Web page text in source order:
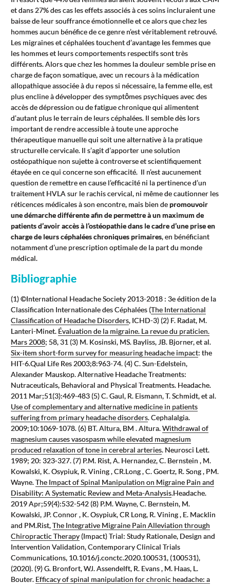
et dans 27% des cas les effets associés à ces soins incluraient une
baisse de leur souffrance émotionnelle et ce alors que chez les
hommes aucun bénéfice de ce genre n’est véritablement retrouvé.
Les migraines et céphalées touchent d’avantage les femmes que
les hommes et leurs comportements respectifs sont très
différents. Alors que chez les hommes la douleur semble prise en
charge de façon somatique, avec un recours à la médication
allopathique associée à du repos si nécessaire, la femme elle, est
plus encline à développer des symptômes psychiques avec des
accès de dépression ou de fatigue chronique qui alimentent
d’autant plus le terrain de leurs céphalées. Il semble dès lors
important de rendre accessible à toute une approche
thérapeutique manuelle qui soit une alternative à la pratique
structurelle cervicale. Il s’agit d’apporter une solution
ostéopathique non sujette à controverse et scientifiquement
étayée en ce qui concerne son efficacité. Il n’est aucunement
question de remettre en cause l’efficacité ni la pertinence d’un
traitement HVLA sur le rachis cervical, ni même de cautionner les
réticences médicales à son encontre, mais bien depromouvoir
une démarche différente afin de permettre à un maximum de
patients d’avoir accès à l’ostéopathie dans le cadre d’une prise en
charge de leurs céphalées chroniques primaires, en bénéficiant
notamment d’une prescription optimale de la part du monde
médical.
Bibliographie
(1) ©International Headache Society 2013-2018 : 3e édition de la
Classification Internationale des Céphalées (The International
Classification of Headache Disorders, ICHD-3) (2) F. Radat, M.
Lanteri-Minet. Évaluation de la migraine. La revue du praticien.
Mars 2008; 58, 31 (3) M. Kosinski, MS. Bayliss, JB. Bjorner, et al.
Six-item short-form survey for measuring headache impact: the
HIT-6.Qual Life Res 2003;8:963-74. (4) C. Sun-Edelstein,
Alexander Mauskop. Alternative Headache Treatments:
Nutraceuticals, Behavioral and Physical Treatments. Headache.
2011 Mar;51(3):469-483 (5) C. Gaul, R. Eismann, T. Schmidt, et al.
Use of complementary and alternative medicine in patients
suffering from primary headache disorders. Cephalalgia.
2009;10:1069‐1078. (6) BT. Altura, BM . Altura.Withdrawal of
magnesium causes vasospasm while elevated magnesium
produced relaxation of tone in cerebral arteries. Neurosci Lett.
1989; 20: 323‐327. (7) P.M. Rist, A. Hernandez, C. Bernstein , M.
Kowalski, K. Osypiuk, R. Vining , CR.Long , C. Goertz, R. Song , PM.
Wayne.The Impact of Spinal Manipulation on Migraine Pain and
Disability: A Systematic Review and Meta-Analysis.Headache.
2019 Apr;59(4):532-542 (8) P.M. Wayne, C. Bernstein, M.
Kowalski, JP. Connor , K. Osypiuk, CR Long, R. Vining , E. Macklin
and PM.Rist,The Integrative Migraine Pain Alleviation through
Chiropractic Therapy (Impact) Trial: Study Rationale, Design and
Intervention Validation, Contemporary Clinical Trials
Communications, 10.1016/j.conctc.2020.100531, (100531),
(2020). (9) G. Bronfort, WJ. Assendelft, R. Evans , M. Haas, L.
Bouter. Efficacy of spinal manipulation for chronic headache: a